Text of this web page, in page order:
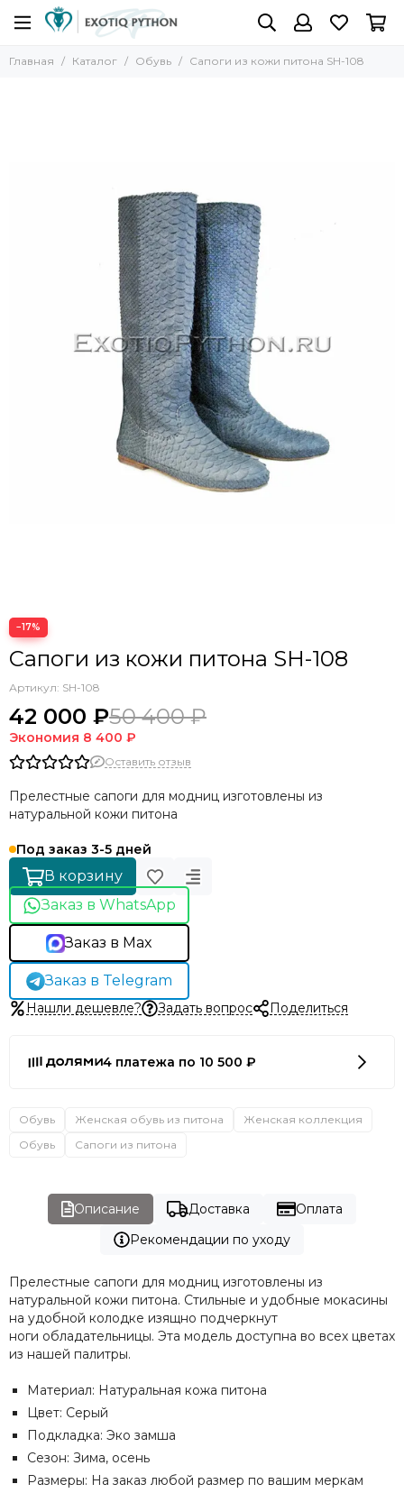
Главная Каталог Обувь Сапоги из кожи питона SH-108
−17%
Сапоги из кожи питона SH-108
Артикул: SH-108
42 000 ₽50 400 ₽
Экономия 8 400 ₽
Оставить отзыв
Прелестные сапоги для модниц изготовлены из
натуральной кожи питона
Под заказ 3-5 дней
В корзину
Заказ в WhatsApp
Заказ в Max
Заказ в Telegram
Нашли дешевле? Задать вопрос Поделиться
4 платежа по 10 500 ₽
Обувь Женская обувь из питона
Женская коллекция
Обувь
Сапоги из питона
Описание Доставка
Оплата
Рекомендации по уходу
Прелестные сапоги для модниц изготовлены из
натуральной кожи питона. Стильные и удобные мокасины
на удобной колодке изящно подчеркнут
ноги обладательницы. Эта модель доступна во всех цветах
из нашей палитры.
Материал: Натуральная кожа питона
Цвет: Серый
Подкладка: Эко замша
Сезон: Зима, осень
Размеры: На заказ любой размер по вашим меркам